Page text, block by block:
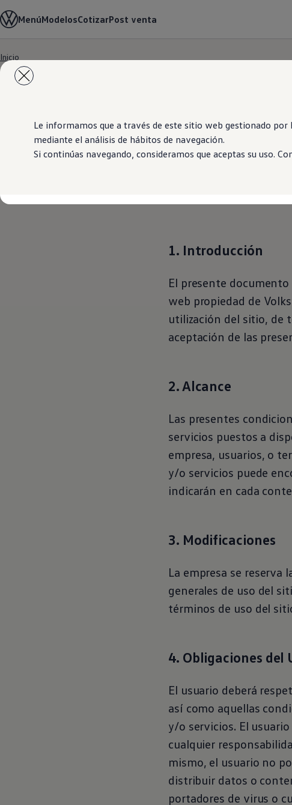
Le informamos que a través de este sitio web gestionado
mediante el análisis de hábitos de navegación.
Si continúas navegando, consideramos que aceptas su uso.
contenido
a pie
MenúModelosCotizarPost venta
Modelos y Showrooms
Showrooms
E-commerce
Test Drive
Contáctenos
Latin NCAP
Tengo un Volkswagen
Manuales Volkswagen
Takata airbag recall campaign
Inicio
1. Introducción
El presente
web propiedad de
utilización del sitio, de
aceptación de las
2. Alcance
Las presentes
servicios puestos a
empresa, usuarios, o
y/o servicios puede
indicarán en cada
3. Modificaciones
La empresa se
generales de uso del
términos de uso del
4. Obligaciones del
El usuario deberá
así como aquellas
y/o servicios. El
cualquier
mismo, el usuario no
distribuir datos o
portadores de virus o